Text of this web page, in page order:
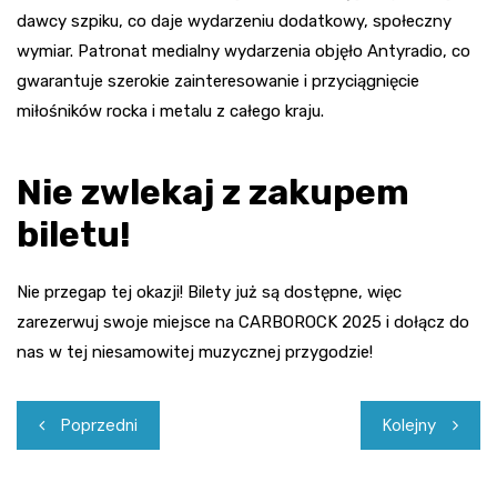
dawcy szpiku, co daje wydarzeniu dodatkowy, społeczny
wymiar. Patronat medialny wydarzenia objęło Antyradio, co
gwarantuje szerokie zainteresowanie i przyciągnięcie
miłośników rocka i metalu z całego kraju.
Nie zwlekaj z zakupem
biletu!
Nie przegap tej okazji! Bilety już są dostępne, więc
zarezerwuj swoje miejsce na CARBOROCK 2025 i dołącz do
nas w tej niesamowitej muzycznej przygodzie!
Nawigacja
wpisu
Poprzedni Kolejny